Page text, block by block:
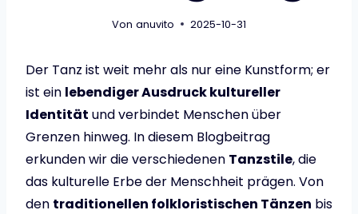
Von anuvito 2025-10-31
Der Tanz ist weit mehr als nur eine Kunstform; er
ist ein lebendiger Ausdruck kultureller
Identität und verbindet Menschen über
Grenzen hinweg. In diesem Blogbeitrag
erkunden wir die verschiedenen Tanzstile, die
das kulturelle Erbe der Menschheit prägen. Von
den traditionellen folkloristischen Tänzen bis